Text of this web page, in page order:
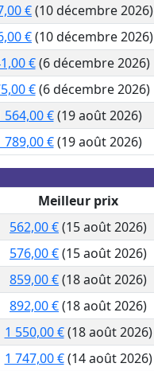
€(10 décembre 2026)
€(10 décembre 2026)
€(6 décembre 2026)
€(6 décembre 2026)
564,00 €(19 août 2026)
789,00 €(19 août 2026)
Meilleur prix
562,00 €(15 août 2026)
576,00 €(15 août 2026)
859,00 €(18 août 2026)
892,00 €(18 août 2026)
1 550,00 €(18 août 2026)
1 747,00 €(14 août 2026)